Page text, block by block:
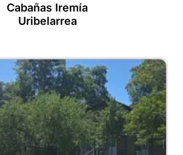
Cabañas Iremía
Uribelarrea